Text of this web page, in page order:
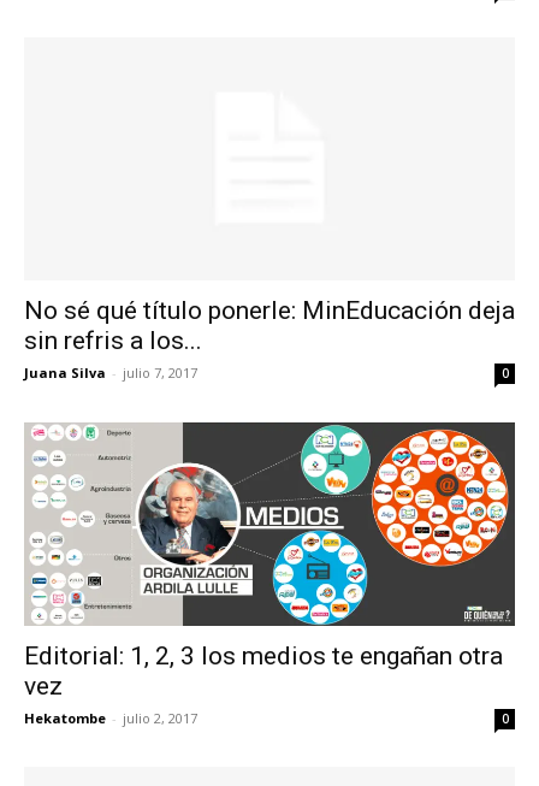
No sé qué título ponerle: MinEducación deja
sin refris a los...
Juana Silva - julio 7, 2017 0
Editorial: 1, 2, 3 los medios te engañan otra
vez
Hekatombe - julio 2, 2017 0